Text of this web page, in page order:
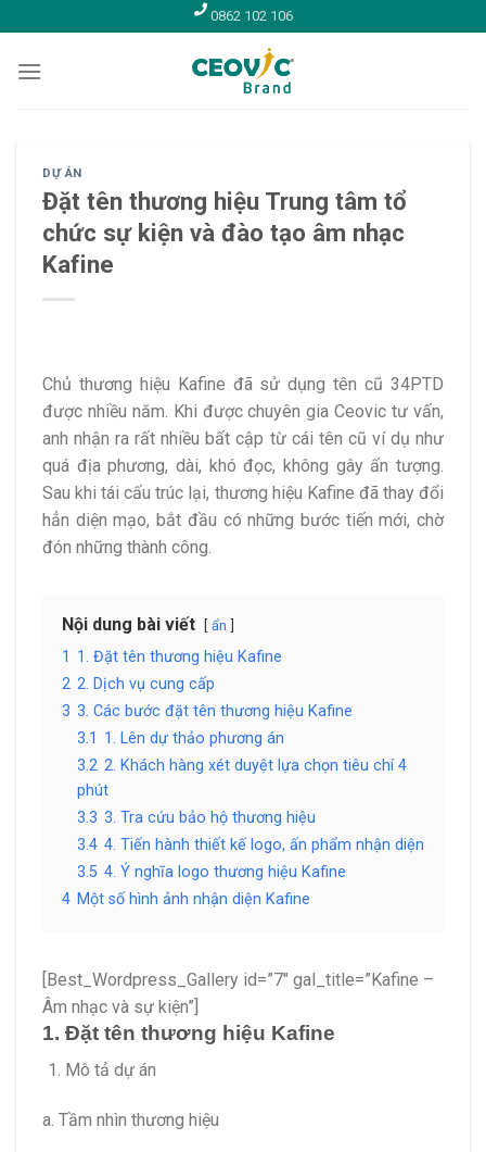
to
content
0862 102 106
DỰ ÁN
Đặt tên thương hiệu Trung tâm tổ
chức sự kiện và đào tạo âm nhạc
Kafine
Chủ thương hiệu Kafine đã sử dụng tên cũ 34PTD
được nhiều năm. Khi được chuyên gia Ceovic tư vấn,
anh nhận ra rất nhiều bất cập từ cái tên cũ ví dụ như
quá địa phương, dài, khó đọc, không gây ấn tượng.
Sau khi tái cấu trúc lại, thương hiệu Kafine đã thay đổi
hẳn diện mạo, bắt đầu có những bước tiến mới, chờ
đón những thành công.
Nội dung bài viết ẩn
1 1. Đặt tên thương hiệu Kafine
2 2. Dịch vụ cung cấp
3 3. Các bước đặt tên thương hiệu Kafine
3.1 1. Lên dự thảo phương án
3.2 2. Khách hàng xét duyệt lựa chọn tiêu chí 4
phút
3.3 3. Tra cứu bảo hộ thương hiệu
3.4 4. Tiến hành thiết kế logo, ấn phẩm nhận diện
3.5 4. Ý nghĩa logo thương hiệu Kafine
4 Một số hình ảnh nhận diện Kafine
[Best_Wordpress_Gallery id=”7″ gal_title=”Kafine –
Âm nhạc và sự kiện”]
1. Đặt tên thương hiệu Kafine
Mô tả dự án
a. Tầm nhìn thương hiệu